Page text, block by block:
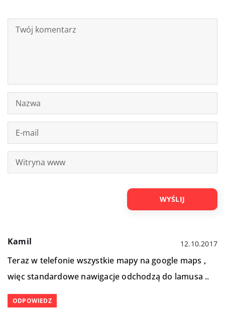
Kamil 12.10.2017
Teraz w telefonie wszystkie mapy na google maps ,
więc standardowe nawigacje odchodzą do lamusa ..
ODPOWIEDZ